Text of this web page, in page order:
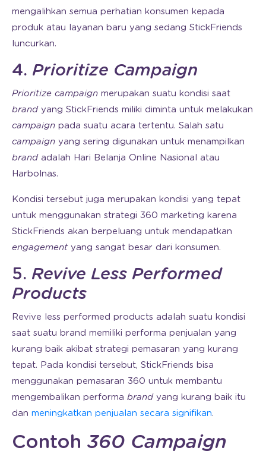
mengalihkan semua perhatian konsumen kepada
produk atau layanan baru yang sedang StickFriends
luncurkan.
4. Prioritize Campaign
Prioritize campaign merupakan suatu kondisi saat
brandyang StickFriends miliki diminta untuk melakukan
campaign pada suatu acara tertentu. Salah satu
campaign yang sering digunakan untuk menampilkan
brandadalah Hari Belanja Online Nasional atau
Harbolnas.
Kondisi tersebut juga merupakan kondisi yang tepat
untuk menggunakan strategi 360 marketing karena
StickFriends akan berpeluang untuk mendapatkan
engagementyang sangat besar dari konsumen.
5. Revive Less Performed
Products
Revive less performed products adalah suatu kondisi
saat suatu brand memiliki performa penjualan yang
kurang baik akibat strategi pemasaran yang kurang
tepat. Pada kondisi tersebut, StickFriends bisa
menggunakan pemasaran 360 untuk membantu
mengembalikan performa brandyang kurang baik itu
dan meningkatkan penjualan secara signifikan.
Contoh 360 Campaign